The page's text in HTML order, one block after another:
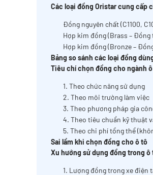
Các loại đồng Oristar cung cấp
Đồng nguyên chất (C1100,
Hợp kim đồng (Brass – Đồng
Hợp kim đồng (Bronze –
Bảng so sánh các loại đồng
Tiêu chí chọn đồng cho ngành
1. Theo chức năng sử dụng
2. Theo môi trường làm việc
3. Theo phương pháp gia
4. Theo tiêu chuẩn kỹ thuật
5. Theo chi phí tổng thể
Sai lầm khi chọn đồng cho ô tô
Xu hướng sử dụng đồng trong ô
1. Lượng đồng trong xe điện